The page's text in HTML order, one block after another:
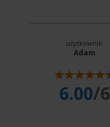
użytkownik:
Adam
6.00/6